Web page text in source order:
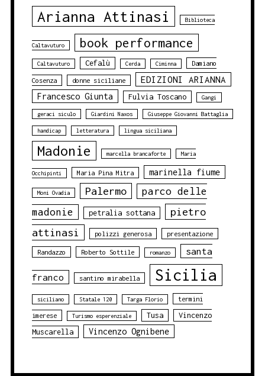
Arianna Attinasi Biblioteca
Caltavuturo book performance
Caltavuturo Cefalù Cerda Ciminna Damiano
Cosenza donne siciliane EDIZIONI ARIANNA
Francesco Giunta Fulvia Toscano Gangi
geraci siculo Giardini Naxos Giuseppe Giovanni Battaglia
handicap letteratura lingua siciliana
Madonie marcella brancaforte Maria
Occhipinti Maria Pina Mitra marinella fiume
Moni Ovadia Palermo
parco delle
madonie
petralia sottana
pietro
attinasi
polizzi generosa presentazione
Randazzo Roberto Sottile romanzo santa
franco santino mirabella Sicilia
siciliano Statale 120 Targa Florio termini
imerese Turismo esperenziale Tusa
Vincenzo
Muscarella
Vincenzo Ognibene